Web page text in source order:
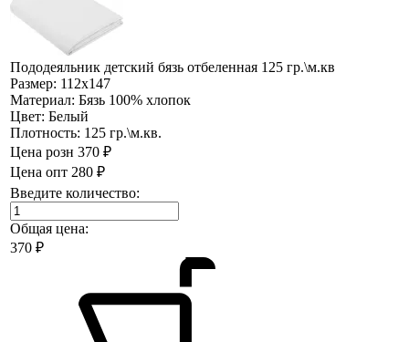
Пододеяльник детский бязь отбеленная 125 гр.\м.кв
Размер: 112х147
Материал: Бязь 100% хлопок
Цвет: Белый
Плотность: 125 гр.\м.кв.
Цена розн 370 ₽
Цена опт 280 ₽
Введите количество:
Общая цена:
370 ₽